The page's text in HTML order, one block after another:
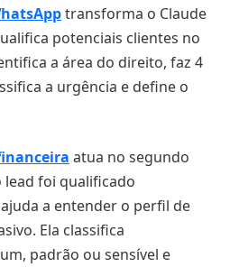
transforma o Claude
potenciais clientes no
a área do direito, faz 4
a urgência e define o
atua no segundo
foi qualificado
a entender o perfil de
Ela classifica
padrão ou sensível e